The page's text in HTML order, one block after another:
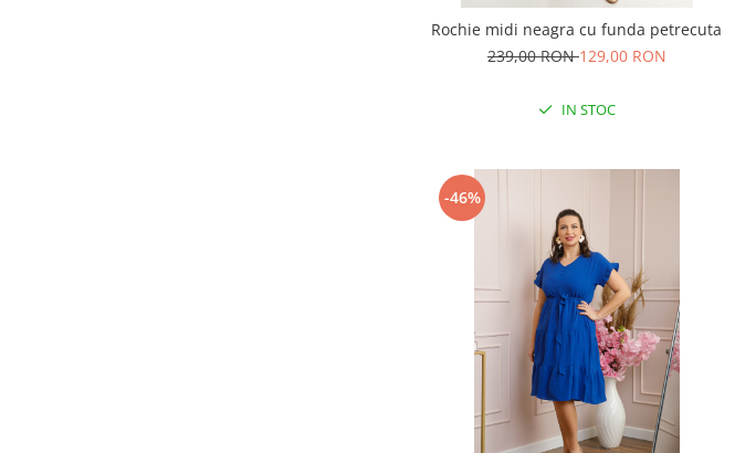
Rochie midi neagra cu funda petrecuta
239,00 RON129,00 RON
IN STOC
-46%